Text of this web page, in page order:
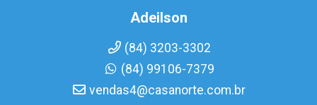
Adeilson
(84) 3203-3302
(84) 99106-7379
vendas4@casanorte.com.br